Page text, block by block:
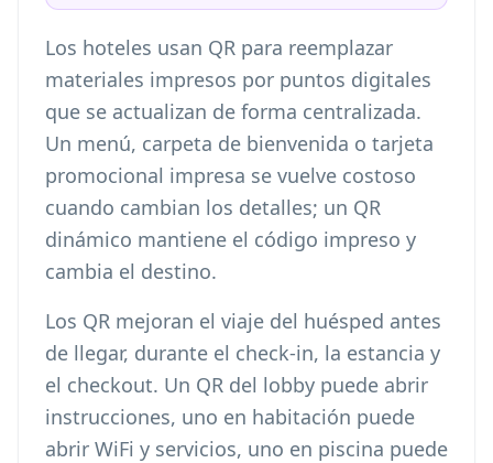
Los hoteles usan QR para reemplazar
materiales impresos por puntos digitales
que se actualizan de forma centralizada.
Un menú, carpeta de bienvenida o tarjeta
promocional impresa se vuelve costoso
cuando cambian los detalles; un QR
dinámico mantiene el código impreso y
cambia el destino.
Los QR mejoran el viaje del huésped antes
de llegar, durante el check-in, la estancia y
el checkout. Un QR del lobby puede abrir
instrucciones, uno en habitación puede
abrir WiFi y servicios, uno en piscina puede